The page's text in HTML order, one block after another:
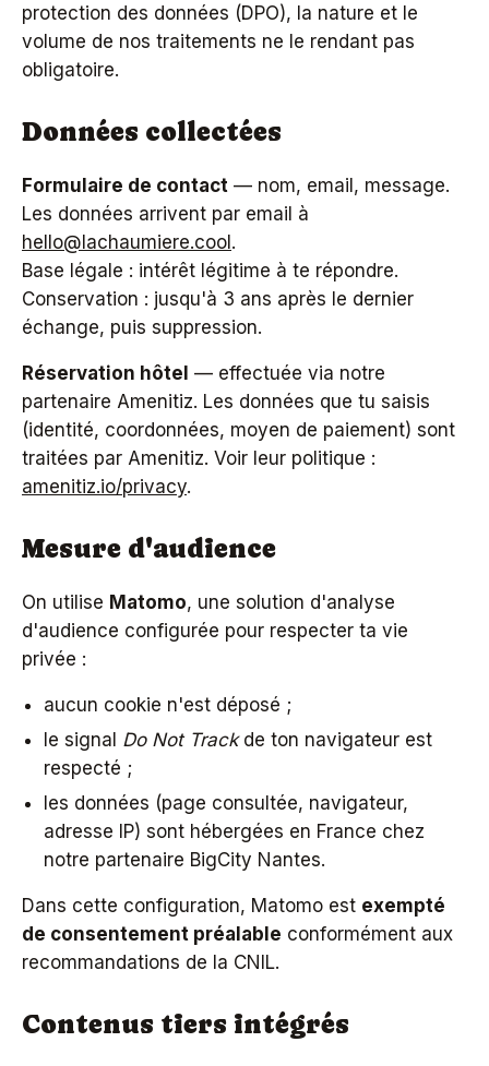
protection des données (DPO), la nature et le
volume de nos traitements ne le rendant pas
obligatoire.
Données collectées
Formulaire de contact — nom, email, message.
Les données arrivent par email à
hello@lachaumiere.cool.
Base légale : intérêt légitime à te répondre.
Conservation : jusqu'à 3 ans après le dernier
échange, puis suppression.
Réservation hôtel — effectuée via notre
partenaire Amenitiz. Les données que tu saisis
(identité, coordonnées, moyen de paiement) sont
traitées par Amenitiz. Voir leur politique :
amenitiz.io/privacy.
Mesure d'audience
On utilise Matomo, une solution d'analyse
d'audience configurée pour respecter ta vie
privée :
aucun cookie n'est déposé ;
le signal Do Not Trackde ton navigateur est
respecté ;
les données (page consultée, navigateur,
adresse IP) sont hébergées en France chez
notre partenaire BigCity Nantes.
Dans cette configuration, Matomo est exempté
de consentement préalable conformément aux
recommandations de la CNIL.
Contenus tiers intégrés